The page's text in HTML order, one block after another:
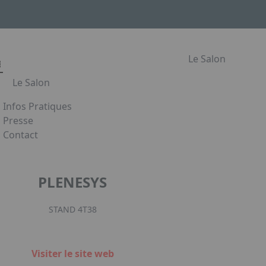
Le Salon
Le Salon
Le Salon
Les secteurs du Salon Habitat & Jardin
Infos Pratiques
Presse
Contact
PLENESYS
STAND 4T38
Visiter le site web